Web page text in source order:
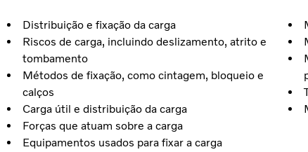
Distribuição e fixação da carga
Riscos de carga, incluindo deslizamento, atrito e
tombamento
Métodos de fixação, como cintagem, bloqueio e
calços
Carga útil e distribuição da carga
Forças que atuam sobre a carga
Equipamentos usados para fixar a carga